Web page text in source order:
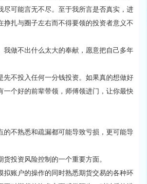
可能言无不尽。至于我所言是否真实，进
扎与圈子左右而不得要领的投资者意义不
做不出什么太大的奉献，愿意把自己多年
不投入任何一分钱投资。如果真的想做好
个好的前辈带领，师傅领进门，让你最快
不熟悉和疏漏都可能导致亏损，更可能导
投资风险控制的一个重要方面。
账户的操作的同时熟悉期货交易的各种环